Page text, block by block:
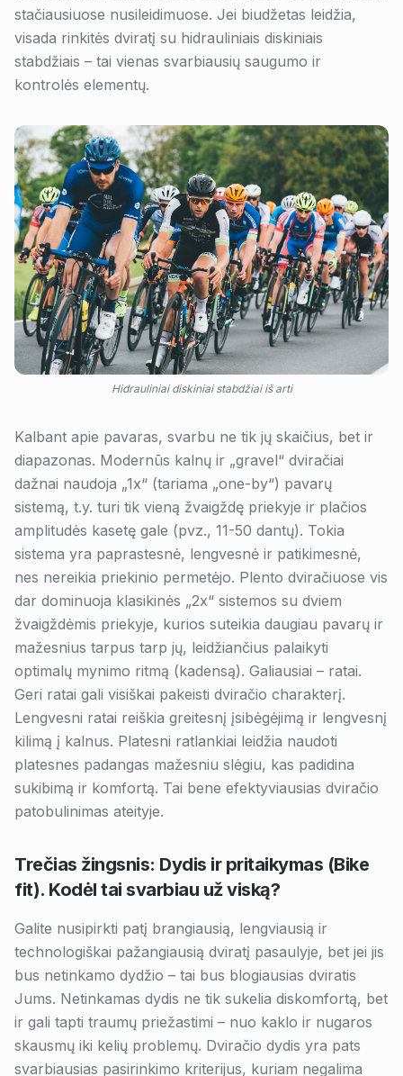
stačiausiuose nusileidimuose. Jei biudžetas leidžia,
visada rinkitės dviratį su hidrauliniais diskiniais
stabdžiais – tai vienas svarbiausių saugumo ir
kontrolės elementų.
Hidrauliniai diskiniai stabdžiai iš arti
Kalbant apie pavaras, svarbu ne tik jų skaičius, bet ir
diapazonas. Modernūs kalnų ir „gravel“ dviračiai
dažnai naudoja „1x“ (tariama „one-by“) pavarų
sistemą, t.y. turi tik vieną žvaigždę priekyje ir plačios
amplitudės kasetę gale (pvz., 11-50 dantų). Tokia
sistema yra paprastesnė, lengvesnė ir patikimesnė,
nes nereikia priekinio permetėjo. Plento dviračiuose vis
dar dominuoja klasikinės „2x“ sistemos su dviem
žvaigždėmis priekyje, kurios suteikia daugiau pavarų ir
mažesnius tarpus tarp jų, leidžiančius palaikyti
optimalų mynimo ritmą (kadensą). Galiausiai – ratai.
Geri ratai gali visiškai pakeisti dviračio charakterį.
Lengvesni ratai reiškia greitesnį įsibėgėjimą ir lengvesnį
kilimą į kalnus. Platesni ratlankiai leidžia naudoti
platesnes padangas mažesniu slėgiu, kas padidina
sukibimą ir komfortą. Tai bene efektyviausias dviračio
patobulinimas ateityje.
Trečias žingsnis: Dydis ir pritaikymas (Bike
fit). Kodėl tai svarbiau už viską?
Galite nusipirkti patį brangiausią, lengviausią ir
technologiškai pažangiausią dviratį pasaulyje, bet jei jis
bus netinkamo dydžio – tai bus blogiausias dviratis
Jums. Netinkamas dydis ne tik sukelia diskomfortą, bet
ir gali tapti traumų priežastimi – nuo kaklo ir nugaros
skausmų iki kelių problemų. Dviračio dydis yra pats
svarbiausias pasirinkimo kriterijus, kuriam negalima